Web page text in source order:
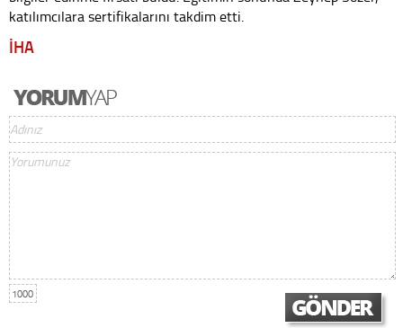
katılımcılara sertifikalarını takdim etti.
İHA
1000